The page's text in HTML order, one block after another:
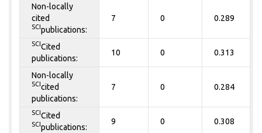
Non-locally
cited
SCI publications:
7 0 0.289
SCI Cited
publications:
10 0 0.313
Non-locally
SCI cited
publications:
7 0 0.284
SCI Cited
SCI publications:
9 0 0.308